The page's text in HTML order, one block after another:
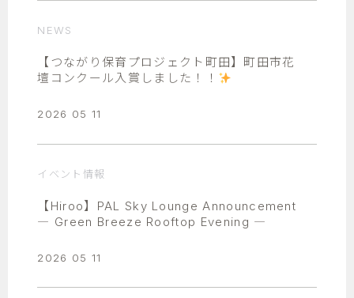
NEWS
【つながり保育プロジェクト町田】町田市花
壇コンクール入賞しました！！
2026 05 11
イベント情報
【Hiroo】PAL Sky Lounge Announcement
― Green Breeze Rooftop Evening ―
2026 05 11